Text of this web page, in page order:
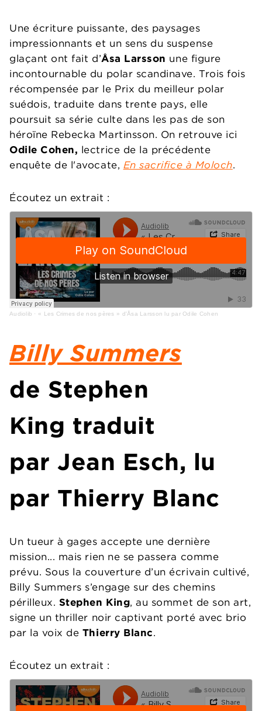
Une écriture puissante, des paysages
impressionnants et un sens du suspense
glaçant ont fait d’Åsa Larsson une figure
incontournable du polar scandinave. Trois fois
récompensée par le Prix du meilleur polar
suédois, traduite dans trente pays, elle
poursuit sa série culte dans les pas de son
héroïne Rebecka Martinsson. On retrouve ici
Odile Cohen, lectrice de la précédente
enquête de l'avocate, En sacrifice à Moloch.
Écoutez un extrait :
Audiolib · « Les Crimes de nos pères » d'Åsa Larsson lu par Odile Cohen
Billy Summers
de Stephen
King traduit
par Jean Esch, lu
par Thierry Blanc
Un tueur à gages accepte une dernière
mission... mais rien ne se passera comme
prévu. Sous la couverture d’un écrivain cultivé,
Billy Summers s’engage sur des chemins
périlleux. Stephen King, au sommet de son art,
signe un thriller noir captivant porté avec brio
par la voix de Thierry Blanc.
Écoutez un extrait :